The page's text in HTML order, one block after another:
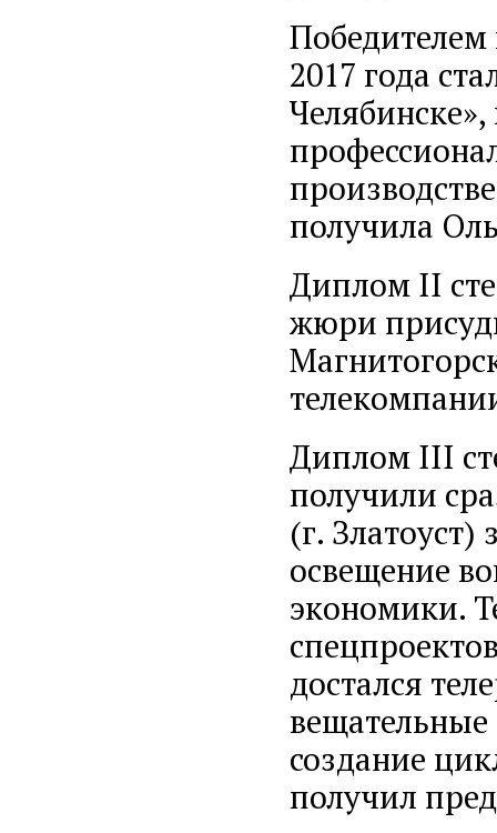
2017 года
получила
Диплом II
жюри
Диплом III
получили
(г. Златоуст)
освещение
экономики.
достался
создание
получил